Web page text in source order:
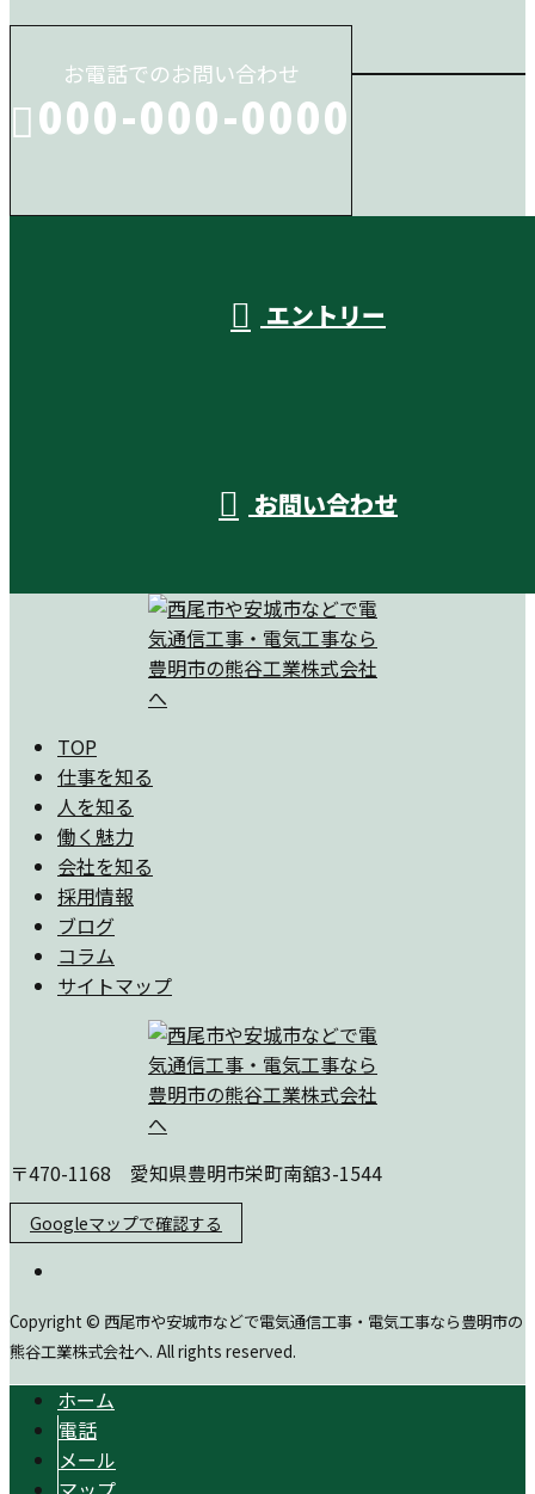
お電話でのお問い合わせ
000-000-0000
エントリー
お問い合わせ
TOP
仕事を知る
人を知る
働く魅力
会社を知る
採用情報
ブログ
コラム
サイトマップ
〒470-1168 愛知県豊明市栄町南舘3-1544
Googleマップで確認する
Copyright © 西尾市や安城市などで電気通信工事・電気工事なら豊明市の
熊谷工業株式会社へ. All rights reserved.
ホーム
電話
メール